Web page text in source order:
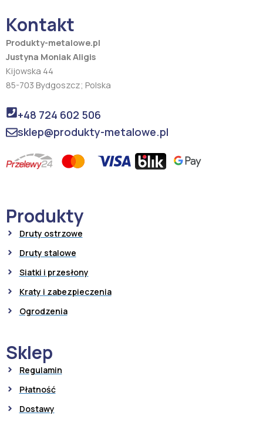
k a
m
Kontakt
Produkty-metalowe.pl
Justyna Moniak Aligis
Kijowska 44
85-703 Bydgoszcz; Polska
+48 724 602 506
sklep@produkty-metalowe.pl
Produkty
Druty ostrzowe
Druty stalowe
Siatki i przesłony
Kraty i zabezpieczenia
Ogrodzenia
Sklep
Regulamin
Płatność
Dostawy